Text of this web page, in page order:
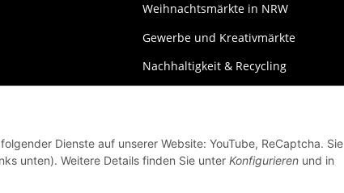
Dienste auf unserer Website: YouTube, ReCaptcha. Sie
unten). Weitere Details finden Sie unter Konfigurieren und in
Weihnachtsmärkte in NRW
Gewerbe und Kreativmärkte
Nachhaltigkeit & Recycling